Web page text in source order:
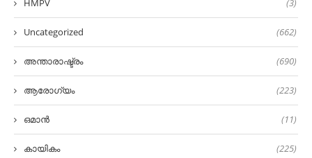
HMPV (3)
Uncategorized (662)
അന്താരാഷ്ട്രം (690)
ആരോഗ്യം (223)
ഒമാൻ (11)
കായികം (225)